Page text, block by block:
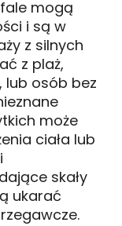
mogą
i są w
z silnych
z plaż,
lub osób bez
może
ciała lub
skały
ukarać